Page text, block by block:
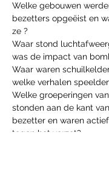
Welke gebouwen
bezetters opgeëist en
ze ?
Waar stond
was de impact van
Waar waren
welke verhalen
Welke groeperingen
stonden aan de kant
bezetter en waren
tegen het verzet?